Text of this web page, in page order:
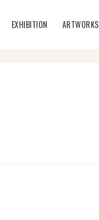
EXHIBITION ARTWORKS